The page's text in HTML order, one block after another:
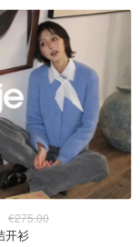
€275.00
开衫